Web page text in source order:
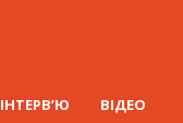
ІНТЕРВ’Ю ВІДЕО